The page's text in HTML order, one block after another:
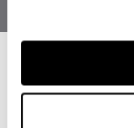
レビュー